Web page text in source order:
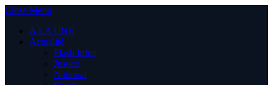
Close Menu
A LA UNE
Actualité
Flash Infos
Justice
National